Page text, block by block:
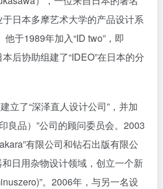
于日本多摩艺术大学的产品设计系
于1989年加入“ID two”，即
后协助组建了“IDEO”在日本的分
立了“深泽直人设计公司”，并加
良品）”公司的顾问委员会。2003
有限公司和钻石出版有限公
日用杂物设计领域，创立一个新
。2006年，与另一名设